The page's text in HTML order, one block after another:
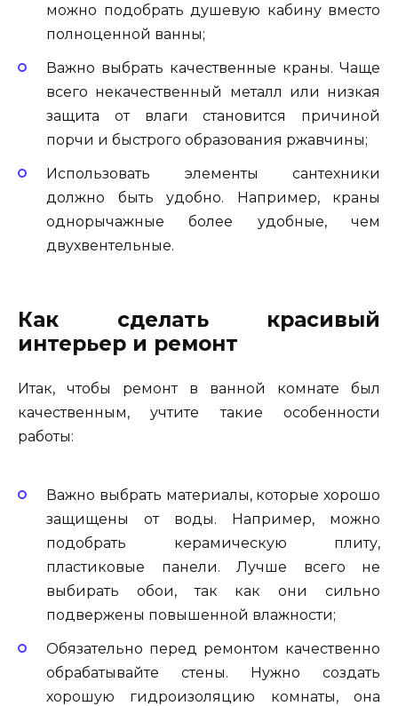
можно подобрать душевую кабину вместо
полноценной ванны;
Важно выбрать качественные краны. Чаще
всего некачественный металл или низкая
защита от влаги становится причиной
порчи и быстрого образования ржавчины;
Использовать элементы сантехники
должно быть удобно. Например, краны
однорычажные более удобные, чем
двухвентельные.
Как сделать красивый
интерьер и ремонт
Итак, чтобы ремонт в ванной комнате был
качественным, учтите такие особенности
работы:
Важно выбрать материалы, которые хорошо
защищены от воды. Например, можно
подобрать керамическую плиту,
пластиковые панели. Лучше всего не
выбирать обои, так как они сильно
подвержены повышенной влажности;
Обязательно перед ремонтом качественно
обрабатывайте стены. Нужно создать
хорошую гидроизоляцию комнаты, она